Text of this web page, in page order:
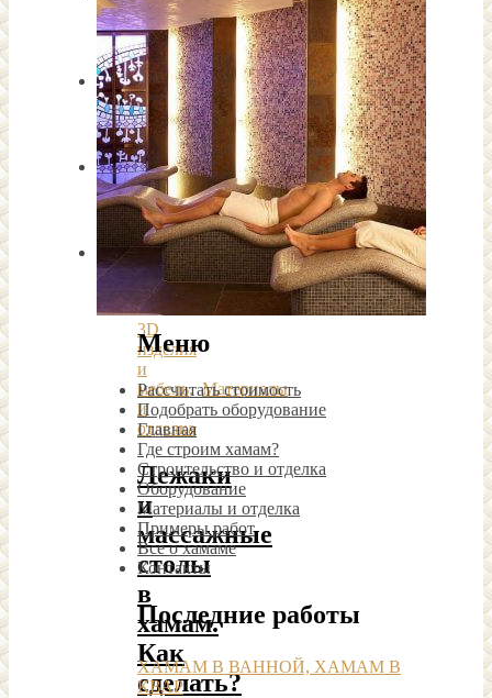
3D
изделия
и
мебель,Материалы
и
отделка
Лежаки
и
массажные
столы
в
хамам.
Как
сделать?
Меню
Рассчитать стоимость
Подобрать оборудование
Главная
Где строим хамам?
Строительство и отделка
Оборудование
Материалы и отделка
Примеры работ
Все о хамаме
Контакты
Последние работы
ХАМАМ В ВАННОЙ, ХАМАМ В
КВАР